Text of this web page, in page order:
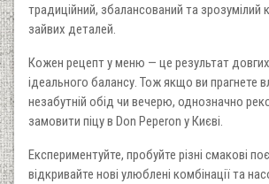
традиційний, збалансований та
зайвих деталей.
Кожен рецепт у меню — це результат
ідеального балансу. Тож якщо ви прагнете
незабутній обід чи вечерю, однозначно
замовити піцу в Don Peperon у Києві.
Експериментуйте, пробуйте різні смакові
відкривайте нові улюблені комбінації та